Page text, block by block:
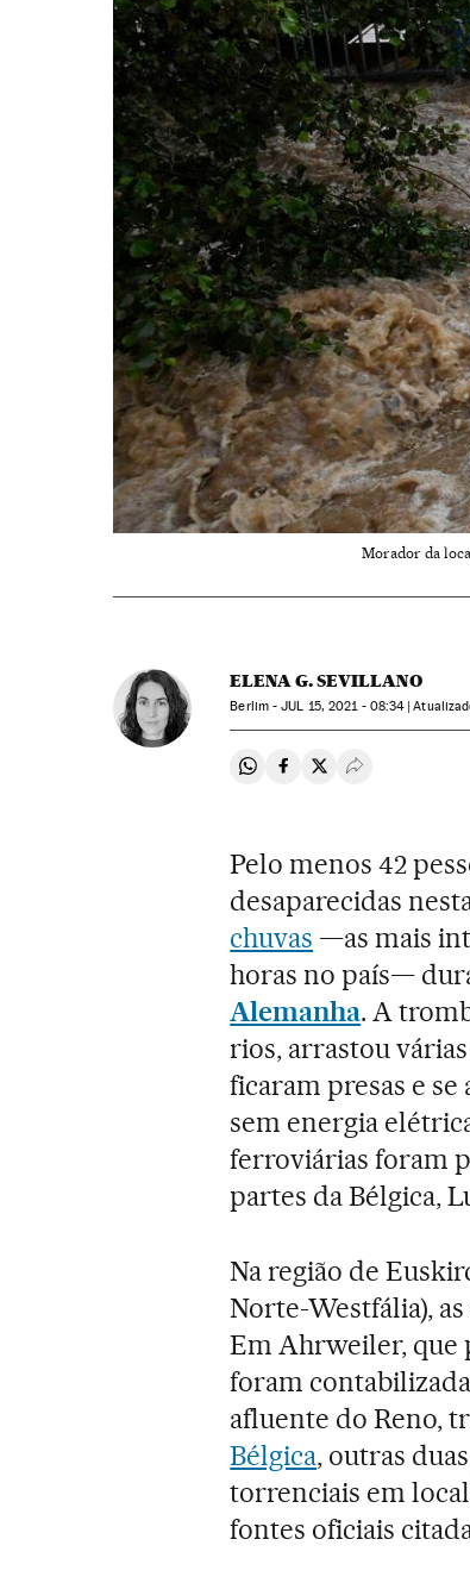
Morador da
ELENA G. SEVILLANO
Berlim -JUL 15, 2021 - 08:34
Compartir en Whatsapp
Compartir en Facebook
Compartir en
Desplegar
Pelo menos 42
desaparecidas
chuvas —as mais
horas no país—
Alemanha. A
rios, arrastou
ficaram presas e se
sem energia
ferroviárias foram
partes da Bélgica,
Na região de
Norte-Westfália),
Em Ahrweiler, que
foram
afluente do Reno,
Bélgica, outras
torrenciais em
fontes oficiais